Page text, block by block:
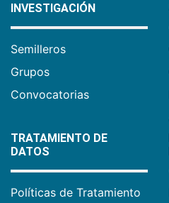
INVESTIGACIÓN
Semilleros
Grupos
Convocatorias
TRATAMIENTO DE
DATOS
Políticas de Tratamiento